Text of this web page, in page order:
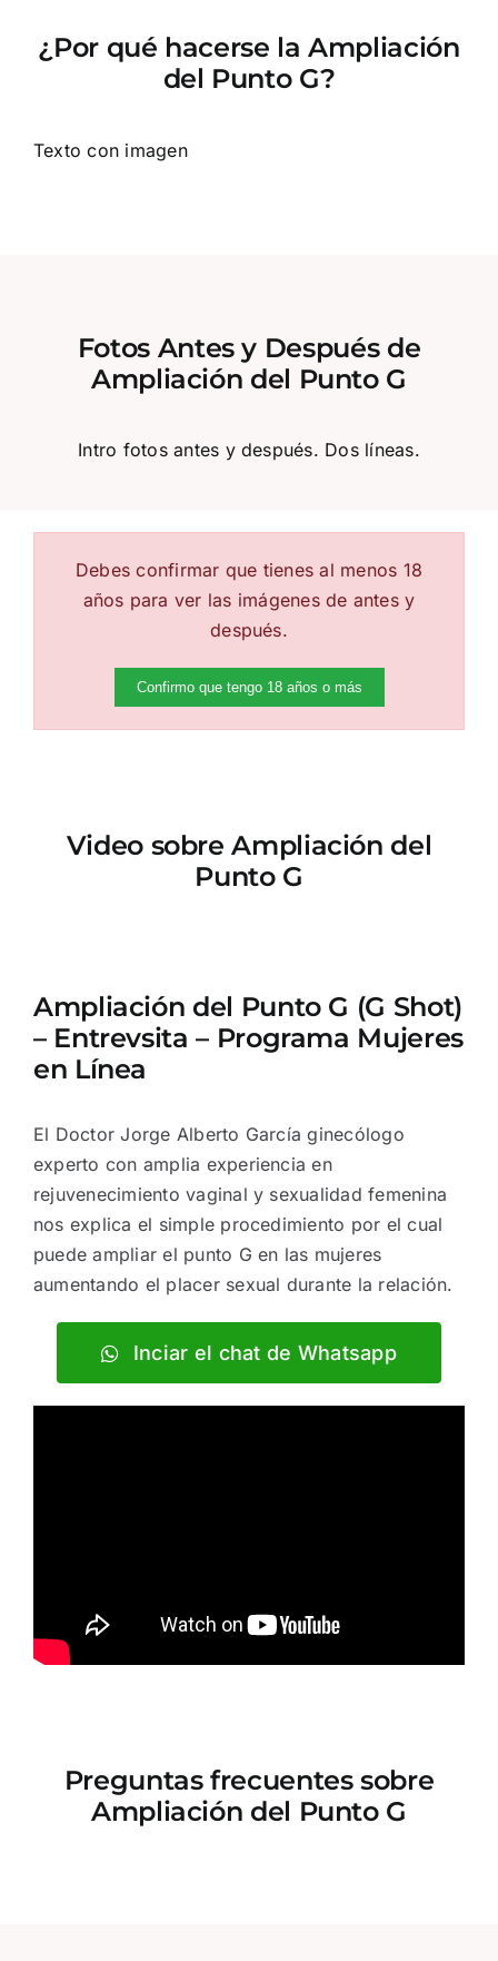
¿Por qué hacerse la Ampliación
del Punto G?
Texto con imagen
Fotos Antes y Después de
Ampliación del Punto G
Intro fotos antes y después. Dos líneas.
Debes confirmar que tienes al menos 18
años para ver las imágenes de antes y
después.
Confirmo que tengo 18 años o más
Video sobre Ampliación del
Punto G
Ampliación del Punto G (G Shot)
– Entrevsita – Programa Mujeres
en Línea
El Doctor Jorge Alberto García ginecólogo
experto con amplia experiencia en
rejuvenecimiento vaginal y sexualidad femenina
nos explica el simple procedimiento por el cual
puede ampliar el punto G en las mujeres
aumentando el placer sexual durante la relación.
Inciar el chat de Whatsapp
Preguntas frecuentes sobre
Ampliación del Punto G